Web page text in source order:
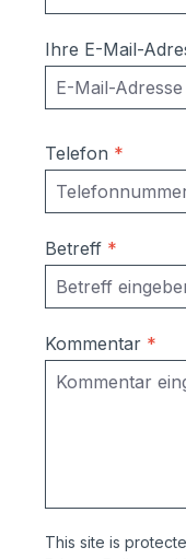
Ihre E-Mail-
Telefon *
Betreff *
Kommentar *
This site is